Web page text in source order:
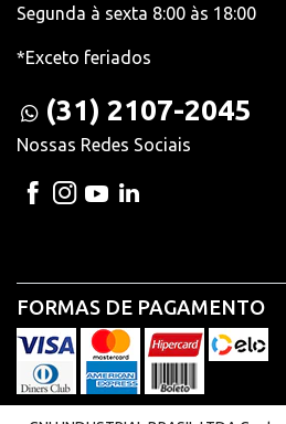
Segunda à sexta 8:00 às 18:00
*Exceto feriados
(31) 2107-2045
Nossas Redes Sociais
FORMAS DE PAGAMENTO